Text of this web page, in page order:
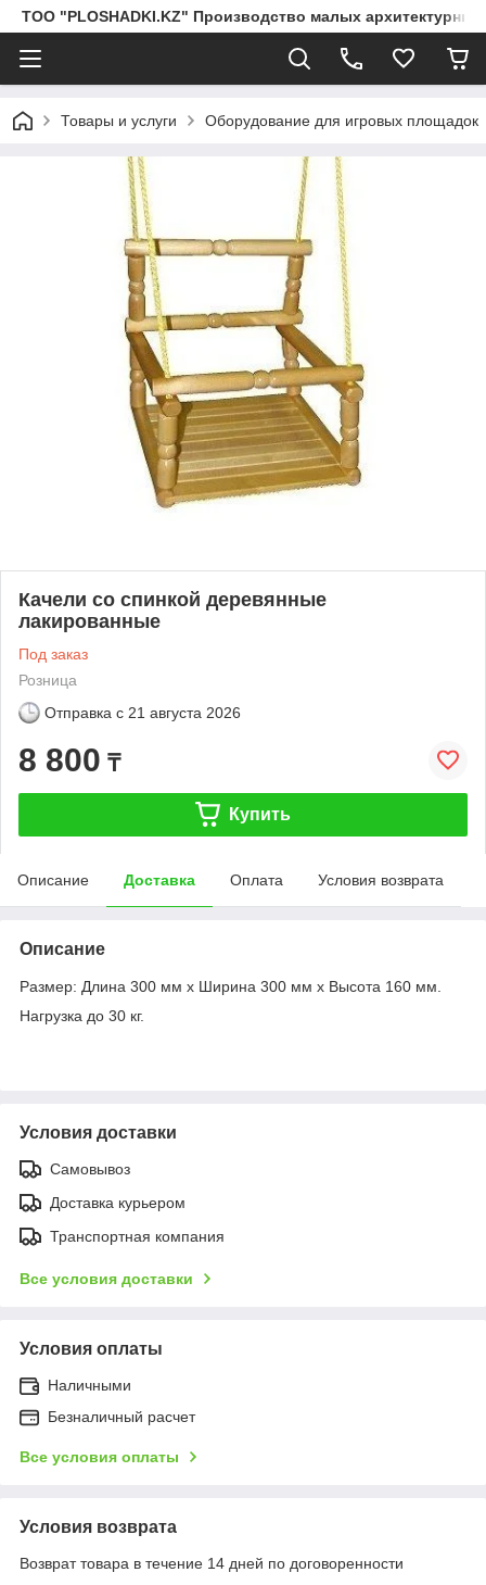
ТОО "PLOSHADKI.KZ" Производство малых
Товары и услуги Оборудование для игровых площадок
Качели со спинкой деревянные
лакированные
Под заказ
Розница
Отправка с 21 августа 2026
8 800 ₸
Купить
Описание Доставка Оплата Условия возврата
Описание
Размер: Длина 300 мм х Ширина 300 мм х Высота 160 мм.
Нагрузка до 30 кг.
Условия доставки
Самовывоз
Доставка курьером
Транспортная компания
Все условия доставки
Условия оплаты
Наличными
Безналичный расчет
Все условия оплаты
Условия возврата
Возврат товара в течение 14 дней по договоренности